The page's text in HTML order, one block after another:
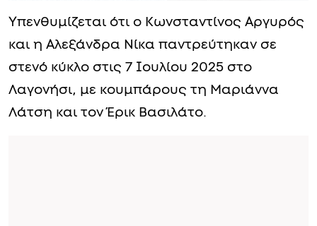
Υπενθυμίζεται ότι ο Κωνσταντίνος Αργυρός
και η Αλεξάνδρα Νίκα παντρεύτηκαν σε
στενό κύκλο στις 7 Ιουλίου 2025 στο
Λαγονήσι, με κουμπάρους τη Μαριάννα
Λάτση και τον Έρικ Βασιλάτο.